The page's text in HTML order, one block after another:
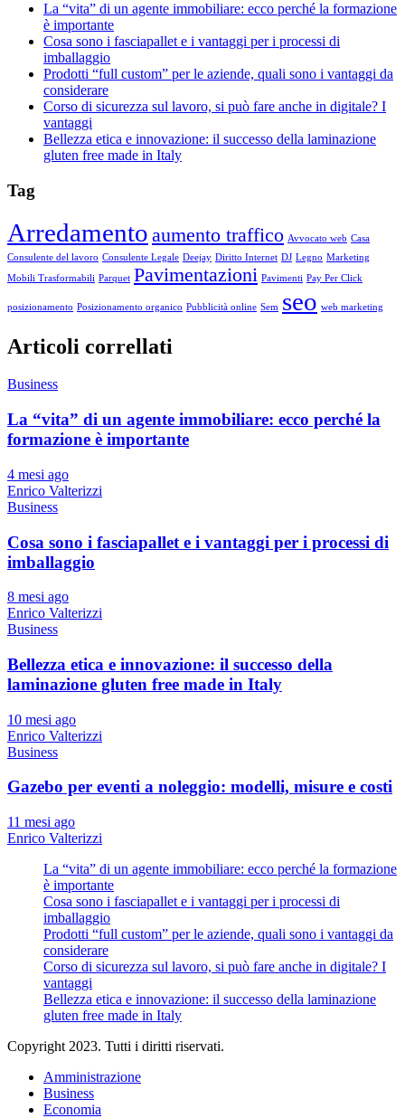
La “vita” di un agente immobiliare: ecco perché la formazione
è importante
Cosa sono i fasciapallet e i vantaggi per i processi di
imballaggio
Prodotti “full custom” per le aziende, quali sono i vantaggi da
considerare
Corso di sicurezza sul lavoro, si può fare anche in digitale? I
vantaggi
Bellezza etica e innovazione: il successo della laminazione
gluten free made in Italy
Tag
Arredamento aumento traffico Avvocato web Casa
Consulente del lavoro Consulente Legale Deejay Diritto Internet DJ Legno Marketing
Mobili Trasformabili Parquet Pavimentazioni Pavimenti Pay Per Click
posizionamento Posizionamento organico Pubblicità online Sem seo web marketing
Articoli correllati
Business
La “vita” di un agente immobiliare: ecco perché la
formazione è importante
4 mesi ago
Enrico Valterizzi
Business
Cosa sono i fasciapallet e i vantaggi per i processi di
imballaggio
8 mesi ago
Enrico Valterizzi
Business
Bellezza etica e innovazione: il successo della
laminazione gluten free made in Italy
10 mesi ago
Enrico Valterizzi
Business
Gazebo per eventi a noleggio: modelli, misure e costi
11 mesi ago
Enrico Valterizzi
La “vita” di un agente immobiliare: ecco perché la formazione
è importante
Cosa sono i fasciapallet e i vantaggi per i processi di
imballaggio
Prodotti “full custom” per le aziende, quali sono i vantaggi da
considerare
Corso di sicurezza sul lavoro, si può fare anche in digitale? I
vantaggi
Bellezza etica e innovazione: il successo della laminazione
gluten free made in Italy
Copyright 2023. Tutti i diritti riservati.
Amministrazione
Business
Economia